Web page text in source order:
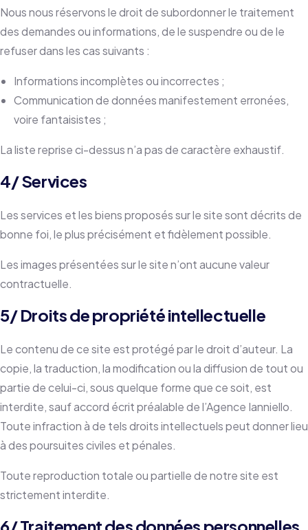
Nous nous réservons le droit de subordonner le traitement
des demandes ou informations, de le suspendre ou de le
refuser dans les cas suivants :
Informations incomplètes ou incorrectes ;
Communication de données manifestement erronées,
voire fantaisistes ;
La liste reprise ci-dessus n’a pas de caractère exhaustif.
4/ Services
Les services et les biens proposés sur le site sont décrits de
bonne foi, le plus précisément et fidèlement possible.
Les images présentées sur le site n’ont aucune valeur
contractuelle.
5/ Droits de propriété intellectuelle
Le contenu de ce site est protégé par le droit d’auteur. La
copie, la traduction, la modification ou la diffusion de tout ou
partie de celui-ci, sous quelque forme que ce soit, est
interdite, sauf accord écrit préalable de l’Agence Ianniello.
Toute infraction à de tels droits intellectuels peut donner lieu
à des poursuites civiles et pénales.
Toute reproduction totale ou partielle de notre site est
strictement interdite.
6/ Traitement des données personnelles